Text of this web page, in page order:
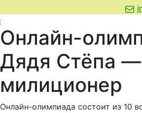
Онлайн-
Дядя Стёпа —
милиционер
Онлайн-олимпиада состоит из 10